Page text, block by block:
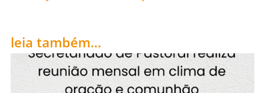
leia também...